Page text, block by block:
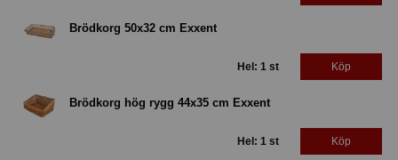
Brödkorg 50x32 cm Exxent
Hel: 1 st Köp
Brödkorg hög rygg 44x35 cm Exxent
Hel: 1 st Köp